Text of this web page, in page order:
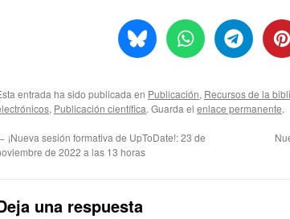
entrada ha sido publicada en Publicación, Recursos de la
, Publicación científica. Guarda el enlace permanente.
¡Nueva sesión formativa de UpToDate!: 23 de
de 2022 a las 13 horas
una respuesta